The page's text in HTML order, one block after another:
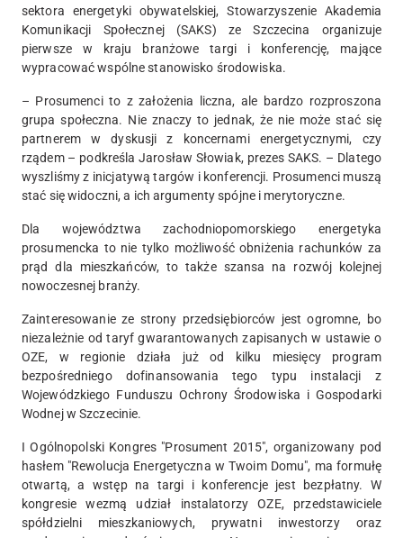
sektora energetyki obywatelskiej, Stowarzyszenie Akademia
Komunikacji Społecznej (SAKS) ze Szczecina organizuje
pierwsze w kraju branżowe targi i konferencję, mające
wypracować wspólne stanowisko środowiska.
– Prosumenci to z założenia liczna, ale bardzo rozproszona
grupa społeczna. Nie znaczy to jednak, że nie może stać się
partnerem w dyskusji z koncernami energetycznymi, czy
rządem – podkreśla Jarosław Słowiak, prezes SAKS. – Dlatego
wyszliśmy z inicjatywą targów i konferencji. Prosumenci muszą
stać się widoczni, a ich argumenty spójne i merytoryczne.
Dla województwa zachodniopomorskiego energetyka
prosumencka to nie tylko możliwość obniżenia rachunków za
prąd dla mieszkańców, to także szansa na rozwój kolejnej
nowoczesnej branży.
Zainteresowanie ze strony przedsiębiorców jest ogromne, bo
niezależnie od taryf gwarantowanych zapisanych w ustawie o
OZE, w regionie działa już od kilku miesięcy program
bezpośredniego dofinansowania tego typu instalacji z
Wojewódzkiego Funduszu Ochrony Środowiska i Gospodarki
Wodnej w Szczecinie.
I Ogólnopolski Kongres "Prosument 2015", organizowany pod
hasłem "Rewolucja Energetyczna w Twoim Domu", ma formułę
otwartą, a wstęp na targi i konferencje jest bezpłatny. W
kongresie wezmą udział instalatorzy OZE, przedstawiciele
spółdzielni mieszkaniowych, prywatni inwestorzy oraz